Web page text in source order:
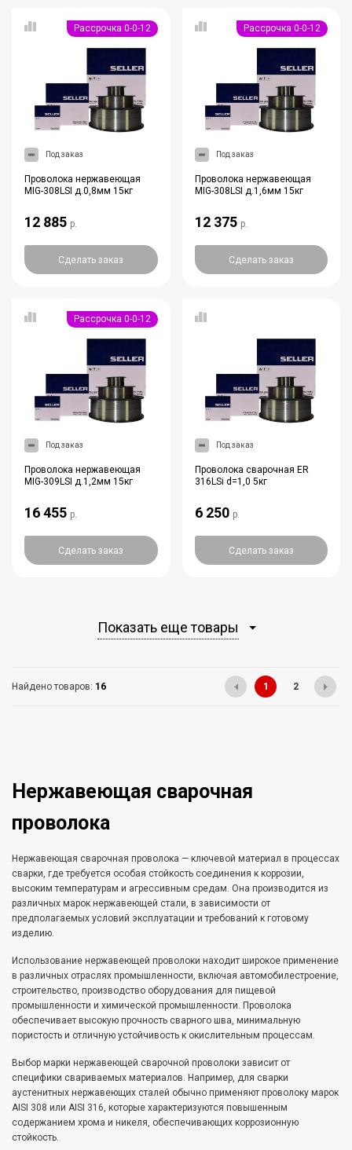
Рассрочка 0-0-12
Под заказ
Проволока нержавеющая
MIG-308LSI д.0,8мм 15кг
12 885 р.
Сделать заказ
Рассрочка 0-0-12
Под заказ
Проволока нержавеющая
MIG-308LSI д.1,6мм 15кг
12 375 р.
Сделать заказ
Рассрочка 0-0-12
Под заказ
Проволока нержавеющая
MIG-309LSI д.1,2мм 15кг
16 455 р.
Сделать заказ
Под заказ
Проволока сварочная ER
316LSi d=1,0 5кг
6 250 р.
Сделать заказ
Показать еще товары
Найдено товаров: 16 1 2
Нержавеющая сварочная
проволока
Нержавеющая сварочная проволока — ключевой материал в процессах
сварки, где требуется особая стойкость соединения к коррозии,
высоким температурам и агрессивным средам. Она производится из
различных марок нержавеющей стали, в зависимости от
предполагаемых условий эксплуатации и требований к готовому
изделию.
Использование нержавеющей проволоки находит широкое применение
в различных отраслях промышленности, включая автомобилестроение,
строительство, производство оборудования для пищевой
промышленности и химической промышленности. Проволока
обеспечивает высокую прочность сварного шва, минимальную
пористость и отличную устойчивость к окислительным процессам.
Выбор марки нержавеющей сварочной проволоки зависит от
специфики свариваемых материалов. Например, для сварки
аустенитных нержавеющих сталей обычно применяют проволоку марок
AISI 308 или AISI 316, которые характеризуются повышенным
содержанием хрома и никеля, обеспечивающих коррозионную
стойкость.